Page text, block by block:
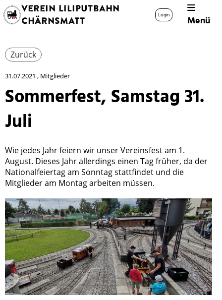
Verein Liliputbahn
Chärnsmatt
Login Menü
Zurück
31.07.2021 , Mitglieder
Sommerfest, Samstag 31.
Juli
Wie jedes Jahr feiern wir unser Vereinsfest am 1.
August. Dieses Jahr allerdings einen Tag früher, da der
Nationalfeiertag am Sonntag stattfindet und die
Mitglieder am Montag arbeiten müssen.